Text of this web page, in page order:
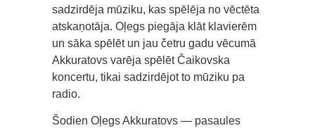
sadzirdēja mūziku, kas spēlēja no vēctēta
atskaņotāja. Oļegs piegāja klāt klavierēm
un sāka spēlēt un jau četru gadu vēcumā
Akkuratovs varēja spēlēt Čaikovska
koncertu, tikai sadzirdējot to mūziku pa
radio.
Šodien Oļegs Akkuratovs — pasaules